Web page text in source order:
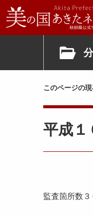
このページの現
平成１
監査箇所数